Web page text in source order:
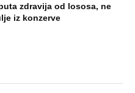
zdravija od lososa, ne
iz konzerve